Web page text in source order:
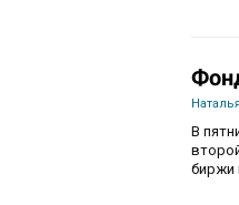
В
биржи